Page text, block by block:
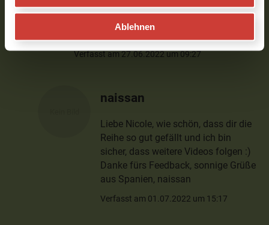
Ablehnen
Reihe.
Ich Danke dir von Herzen Liebe Grüße
Verfasst am 27.06.2022 um 09:27
naissan
Liebe Nicole, wie schön, dass dir die
Reihe so gut gefällt und ich bin
sicher, dass weitere Videos folgen :)
Danke fürs Feedback, sonnige Grüße
aus Spanien, naissan
Verfasst am 01.07.2022 um 15:17